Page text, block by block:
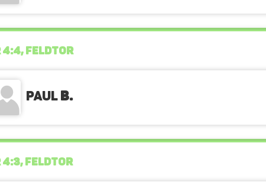
4:4, FELDTOR
PaulB.
4:3, FELDTOR